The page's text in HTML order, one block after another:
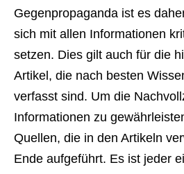
Gegenpropaganda ist es
sich mit allen Informationen
setzen. Dies gilt auch für die
Artikel, die nach besten
verfasst sind. Um die
Informationen zu
Quellen, die in den Artikeln
Ende aufgeführt. Es ist jeder